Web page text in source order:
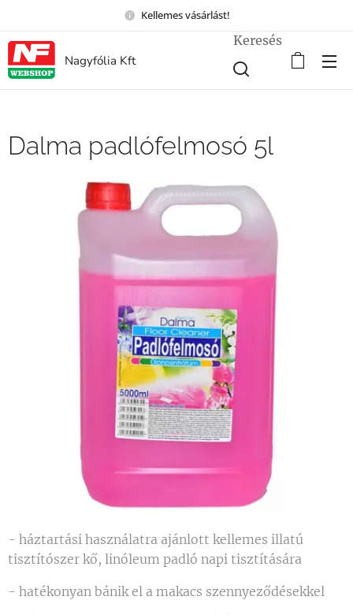
Kellemes vásárlást!
Nagyfólia Kft
Keresés
Dalma padlófelmosó 5l
- háztartási használatra ajánlott kellemes illatú
tisztítószer kő, linóleum padló napi tisztítására
- hatékonyan bánik el a makacs szennyeződésekkel